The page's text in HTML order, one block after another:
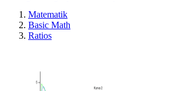
Matematik
Basic Math
Ratios